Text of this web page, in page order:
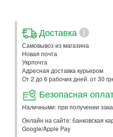
Доставка i
Самовывоз из магазина
Новая почта
Укрпочта
Адресная доставка курьером
От 2 до 6 рабочих дней. от 30
Безопасная
Наличными: при получении
Онлайн на сайте: банковская
Google/Apple Pay